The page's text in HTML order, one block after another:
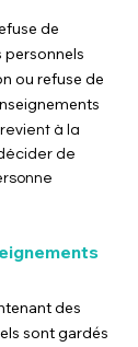
de
personnels
ou refuse de
à la
de
des
sont gardés